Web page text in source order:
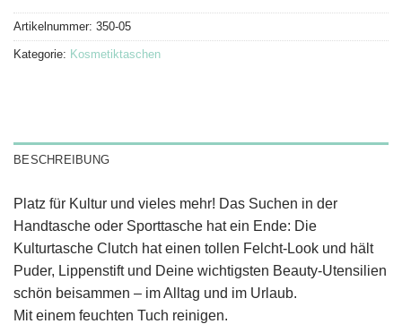
Artikelnummer: 350-05
Kategorie: Kosmetiktaschen
BESCHREIBUNG
Platz für Kultur und vieles mehr! Das Suchen in der
Handtasche oder Sporttasche hat ein Ende: Die
Kulturtasche Clutch hat einen tollen Felcht-Look und hält
Puder, Lippenstift und Deine wichtigsten Beauty-Utensilien
schön beisammen – im Alltag und im Urlaub.
Mit einem feuchten Tuch reinigen.